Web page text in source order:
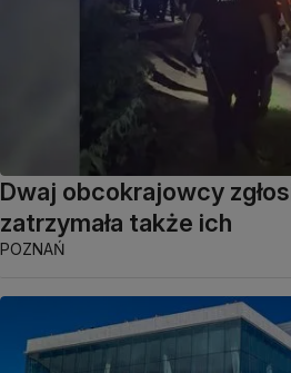
Dwaj obcokrajowcy
zatrzymała także ich
POZNAŃ